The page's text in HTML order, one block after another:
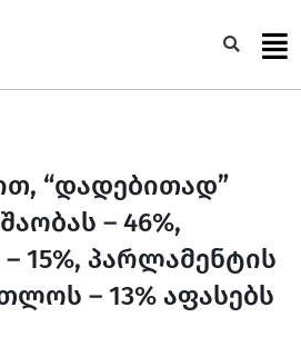
“დადებითად”
– 46%,
15%, პარლამენტის
– 13% აფასებს